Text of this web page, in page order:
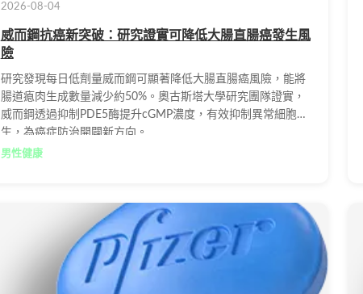
2026-08-04
威而鋼抗癌新突破：研究證實可降低大腸直腸癌發生風
險
研究發現每日低劑量威而鋼可顯著降低大腸直腸癌風險，能將
腸道瘜肉生成數量減少約50%。奧古斯塔大學研究團隊證實，
威而鋼透過抑制PDE5酶提升cGMP濃度，有效抑制異常細胞增
生，為癌症防治開闢新方向。
男性健康